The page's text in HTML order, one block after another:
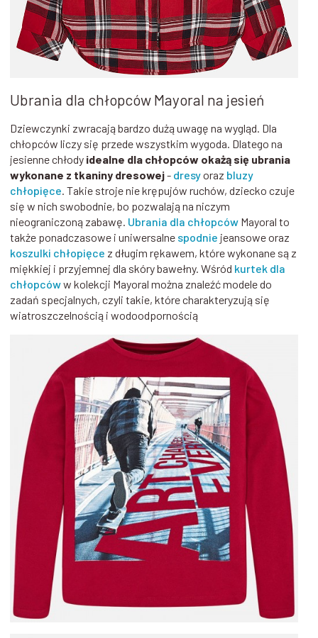
Ubrania dla chłopców Mayoral na jesień
Dziewczynki zwracają bardzo dużą uwagę na wygląd. Dla
chłopców liczy się przede wszystkim wygoda. Dlatego na
jesienne chłody idealne dla chłopców okażą się ubrania
wykonane z tkaniny dresowej- dresyoraz bluzy
chłopięce. Takie stroje nie krępujów ruchów, dziecko czuje
się w nich swobodnie, bo pozwalają na niczym
nieograniczoną zabawę. Ubrania dla chłopców Mayoral to
także ponadczasowe i uniwersalne spodnie jeansowe oraz
koszulki chłopięce z długim rękawem, które wykonane są z
miękkiej i przyjemnej dla skóry bawełny. Wśród kurtek dla
chłopcóww kolekcji Mayoral można znaleźć modele do
zadań specjalnych, czyli takie, które charakteryzują się
wiatroszczelnością i wodoodpornością